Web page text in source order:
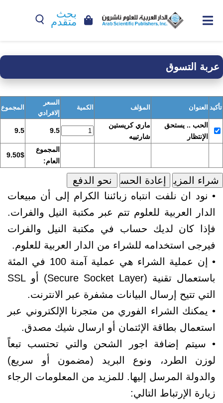
بحث
متقدم
عربة التسوق
تأكيد العنوان المؤلف الكمية
السعر
إلافرادي
المجموع
الحب .. يستحق
الإنتظار
ماري كريستين
شارتييه
9.5
9.5
المجموع
العام:
9.50$
• نود ان نلفت انتباه زبائننا الكرام إلى أن مبيعات
الدار العربية للعلوم تتم عبر مكتبة النيل والفرات.
فإذا كان لديك حساب في مكتبة النيل والفرات
فيرجى استخدامه للشراء من الدار العربية للعلوم.
• إن عملية الشراء هي عملية آمنة 100 في المئة
باستعمال تقنية (Secure Socket Layer) أو SSL
التي تتيح إرسال البيانات مشفرة عبر الانترنت.
• يمكنك الشراء الفوري من متجرنا الإلكتروني عبر
استعمال بطاقة الإئتمان أو ارسال شيك مصدق.
• سيتم إضافة اجور الشحن والتي تحتسب تبعاً
لوزن الطرد، ونوع البريد (مضمون أو سريع)
والدولة المرسل إليها. للمزيد من المعلومات الرجاء
زيارة الإرتباط التالي: